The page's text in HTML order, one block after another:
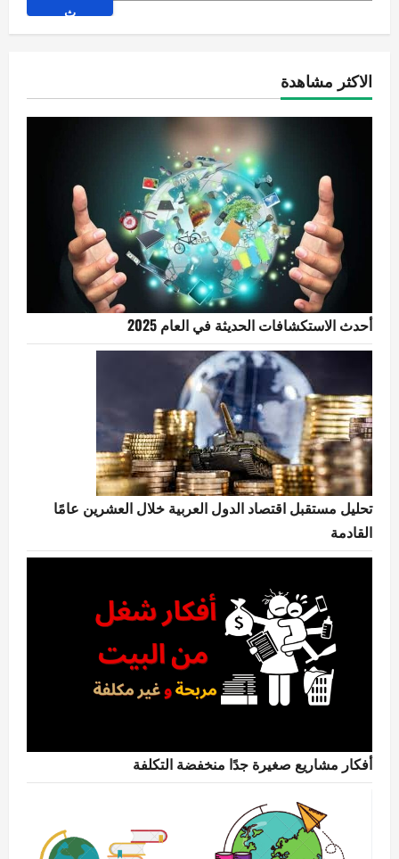
ث
الاكثر مشاهدة
أحدث الاستكشافات الحديثة في العام 2025
تحليل مستقبل اقتصاد الدول العربية خلال العشرين عامًا
القادمة
أفكار مشاريع صغيرة جدًا منخفضة التكلفة